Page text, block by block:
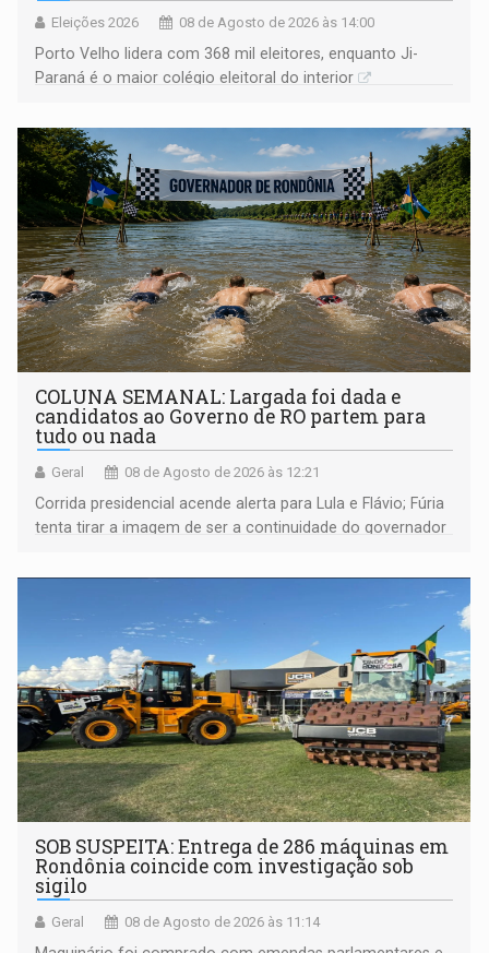
Eleições 2026 08 de Agosto de 2026 às 14:00
Porto Velho lidera com 368 mil eleitores, enquanto Ji-
Paraná é o maior colégio eleitoral do interior
COLUNA SEMANAL: Largada foi dada e
candidatos ao Governo de RO partem para
tudo ou nada
Geral 08 de Agosto de 2026 às 12:21
Corrida presidencial acende alerta para Lula e Flávio; Fúria
tenta tirar a imagem de ser a continuidade do governador
não ter entrado no modo eleição; ABAV faz evento em
SOB SUSPEITA: Entrega de 286 máquinas em
Rondônia coincide com investigação sob
sigilo
Geral 08 de Agosto de 2026 às 11:14